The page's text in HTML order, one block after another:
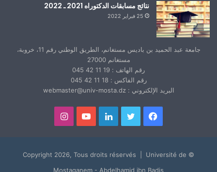
نتائج مسابقات الدكتوراه 2021 ـ 2022
25 فبراير 2022
جامعة عبد الحميد بن باديس مستغانم، الطريق الوطني رقم 11، خروبة،
مستغانم 27000
رقم الهاتف : 19 11 42 045
رقم الفاكس : 18 11 42 045
البريد الإلكتروني : webmaster@univ-mosta.dz
فيسبوك تويتر لينكدإنيوتيوبانستقرام
© Copyright 2026, Tous droits réservés | Université de
Mostaganem - Abdelhamid ibn Badis